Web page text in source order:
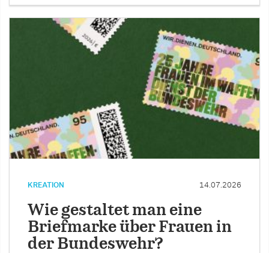
KREATION 14.07.2026
Wie gestaltet man eine
Briefmarke über Frauen in
der Bundeswehr?